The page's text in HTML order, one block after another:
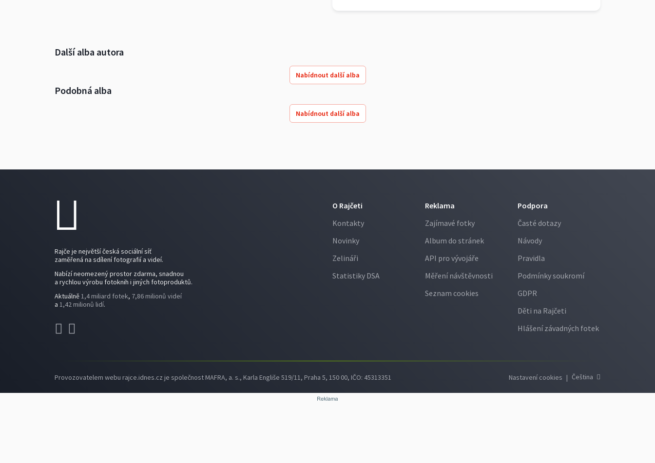
Další alba autora
Nabídnout další alba
Podobná alba
Nabídnout další alba
Rajče je největší česká sociální síť
zaměřená na sdílení fotografií a videí.
Nabízí neomezený prostor zdarma, snadnou
a rychlou výrobu fotoknih i jiných fotoproduktů.
Aktuálně1,4 miliard fotek, 7,86 milionů videí
a 1,42 milionů lidí.
O Rajčeti
Kontakty
Novinky
Zelináři
Statistiky DSA
Reklama
Zajímavé fotky
Album do stránek
API pro vývojáře
Měření návštěvnosti
Seznam cookies
Podpora
Časté dotazy
Návody
Pravidla
Podmínky soukromí
GDPR
Děti na Rajčeti
Hlášení závadných fotek
Provozovatelem webu rajce.idnes.cz je společnost MAFRA, a. s., Karla Engliše 519/11, Praha 5, 150 00, IČO: 45313351 Nastavení cookies | Čeština